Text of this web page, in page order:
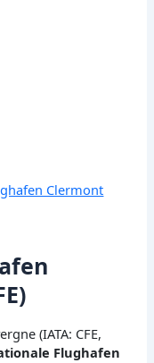
Clermont
(IATA: CFE,
Flughafen